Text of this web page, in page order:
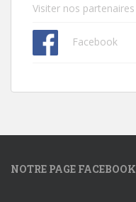
Visiter nos partenaires
Facebook
NOTRE PAGE FACEBOOK